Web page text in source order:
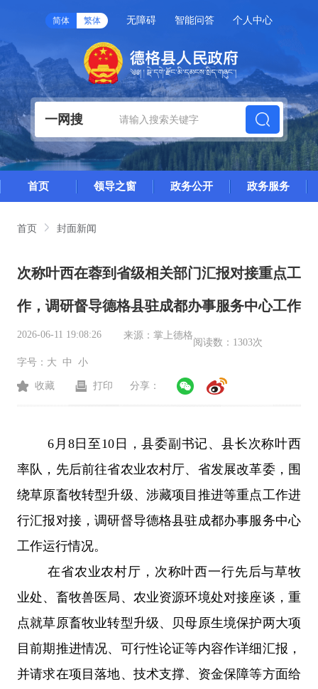
简体 繁体 无障碍 智能问答 个人中心
一网搜
首页 领导之窗 政务公开 政务服务
首页 封面新闻
次称叶西在蓉到省级相关部门汇报对接重点工
作，调研督导德格县驻成都办事服务中心工作
2026-06-11 19:08:26 来源： 掌上德格
阅读数： 1303次
字号： 大 中 小
收藏 打印 分享：
6 月 8日至10日，县委副书记、县长次称叶西
率队，先后前往省农业农村厅、省发展改革委，围
绕草原畜牧转型升级、涉藏项目推进等重点工作进
行汇报对接，调研督导德格县驻成都办事服务中心
工作运行情况。
在省农业农村厅，次称叶西一行先后与草牧
业处、畜牧兽医局、农业资源环境处对接座谈，重
点就草原畜牧业转型升级、贝母原生境保护两大项
目前期推进情况、可行性论证等内容作详细汇报，
并请求在项目落地、技术支撑、资金保障等方面给